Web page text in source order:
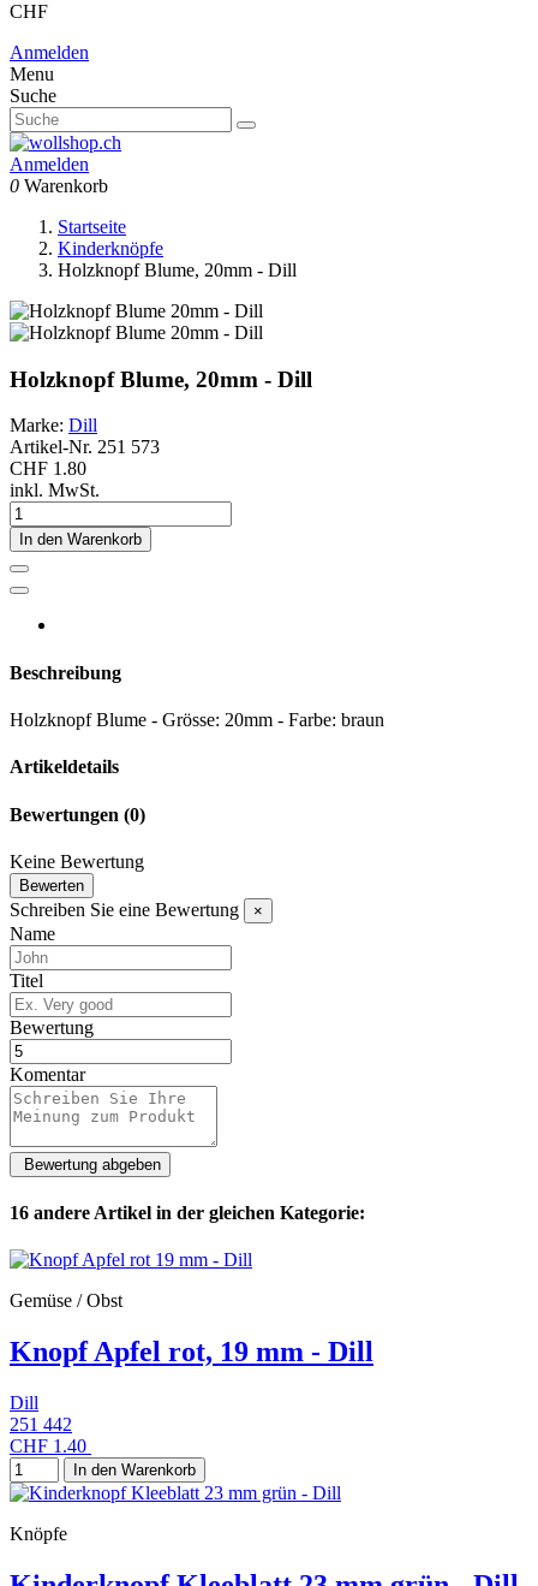
CHF
Anmelden
Menu
Suche
Anmelden
0 Warenkorb
Startseite
Kinderknöpfe
Holzknopf Blume, 20mm - Dill
Holzknopf Blume, 20mm - Dill
Marke: Dill
Artikel-Nr. 251 573
CHF 1.80
inkl. MwSt.
In den Warenkorb
Beschreibung
Holzknopf Blume - Grösse: 20mm - Farbe: braun
Artikeldetails
Bewertungen (0)
Keine Bewertung
Bewerten
Schreiben Sie eine Bewertung ×
Name
Titel
Bewertung
Komentar
16 andere Artikel in der gleichen Kategorie:
Gemüse / Obst
Knopf Apfel rot, 19 mm - Dill
Dill
251 442
CHF 1.40
In den Warenkorb
Knöpfe